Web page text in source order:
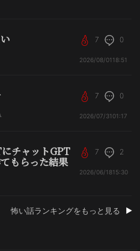
7 0
2026/08/01 18:51
7 0
2026/07/31 01:17
チャットGPT
もらった結果
7 2
2026/06/1815:30
怖い話ランキングをもっと見る